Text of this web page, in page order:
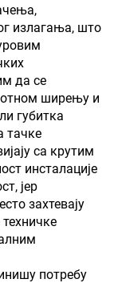
излагања, што
да се
ширењу и
губитка
тачке
са крутим
инсталације
јер
захтевају
потребу